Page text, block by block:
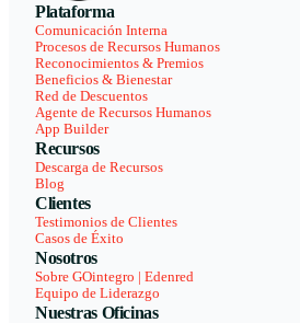
Plataforma
Comunicación Interna
Procesos de Recursos Humanos
Reconocimientos & Premios
Beneficios & Bienestar
Red de Descuentos
Agente de Recursos Humanos
App Builder
Recursos
Descarga de Recursos
Blog
Clientes
Testimonios de Clientes
Casos de Éxito
Nosotros
Sobre GOintegro | Edenred
Equipo de Liderazgo
Nuestras Oficinas